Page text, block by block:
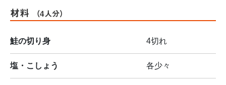
材料 （4人分）
鮭の切り身 4切れ
塩・こしょう 各少々